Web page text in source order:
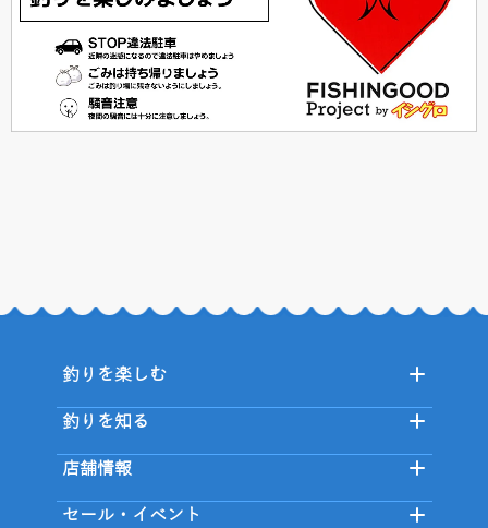
釣りを楽しむ
釣りを知る
店舗情報
セール・イベント